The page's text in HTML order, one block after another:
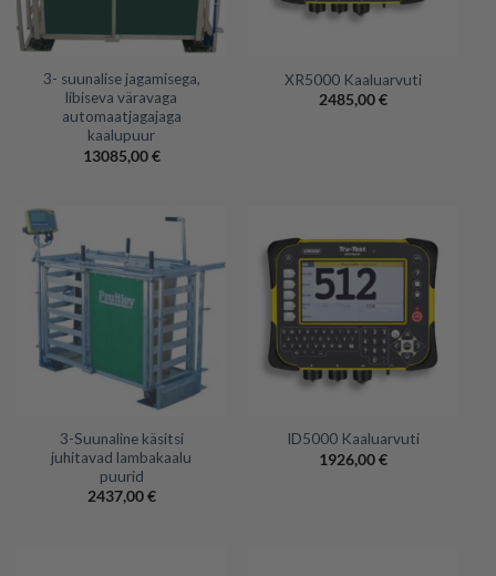
3- suunalise jagamisega,
libiseva väravaga
automaatjagajaga
kaalupuur
13085,00€
XR5000 Kaaluarvuti
2485,00€
3-Suunaline käsitsi
juhitavad lambakaalu
puurid
2437,00€
ID5000 Kaaluarvuti
1926,00€